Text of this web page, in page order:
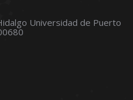
Universidad de Puerto